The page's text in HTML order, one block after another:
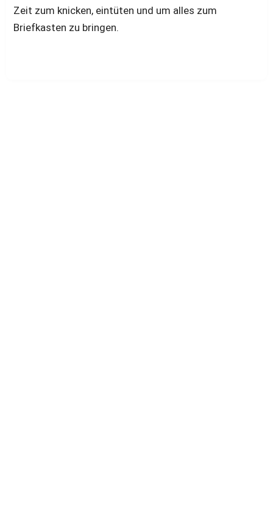
Zeit zum knicken, eintüten und um alles zum
Briefkasten zu bringen.